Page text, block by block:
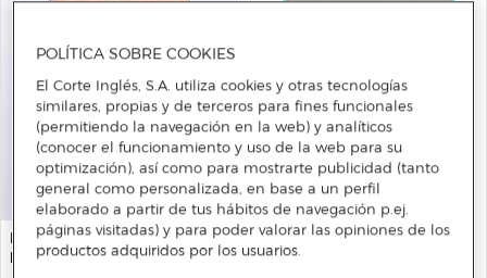
PUNTO BLANCO
Pack de 3 slips
PUNTO BLANCO
Caja de 3 pares de calcetines
POLÍTICA SOBRE COOKIES
El Corte Inglés, S.A. utiliza cookies y otras tecnologías
similares, propias y de terceros para fines funcionales
(permitiendo la navegación en la web) y analíticos
(conocer el funcionamiento y uso de la web para su
optimización), así como para mostrarte publicidad (tanto
general como personalizada, en base a un perfil
elaborado a partir de tus hábitos de navegación p.ej.
páginas visitadas) y para poder valorar las opiniones de los
productos adquiridos por los usuarios.